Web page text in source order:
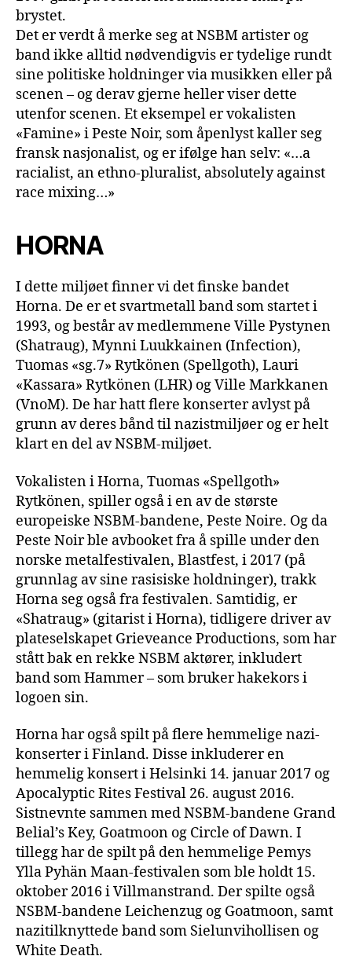
brystet.
Det er verdt å merke seg at NSBM artister og
band ikke alltid nødvendigvis er tydelige rundt
sine politiske holdninger via musikken eller på
scenen – og derav gjerne heller viser dette
utenfor scenen. Et eksempel er vokalisten
«Famine» i Peste Noir, som åpenlyst kaller seg
fransk nasjonalist, og er ifølge han selv: «…a
racialist, an ethno-pluralist, absolutely against
race mixing…»
HORNA
I dette miljøet finner vi det finske bandet
Horna. De er et svartmetall band som startet i
1993, og består av medlemmene Ville Pystynen
(Shatraug), Mynni Luukkainen (Infection),
Tuomas «sg.7» Rytkönen (Spellgoth), Lauri
«Kassara» Rytkönen (LHR) og Ville Markkanen
(VnoM). De har hatt flere konserter avlyst på
grunn av deres bånd til nazistmiljøer og er helt
klart en del av NSBM-miljøet.
Vokalisten i Horna, Tuomas «Spellgoth»
Rytkönen, spiller også i en av de største
europeiske NSBM-bandene, Peste Noire. Og da
Peste Noir ble avbooket fra å spille under den
norske metalfestivalen, Blastfest, i 2017 (på
grunnlag av sine rasisiske holdninger), trakk
Horna seg også fra festivalen. Samtidig, er
«Shatraug» (gitarist i Horna), tidligere driver av
plateselskapet Grieveance Productions, som har
stått bak en rekke NSBM aktører, inkludert
band som Hammer – som bruker hakekors i
logoen sin.
Horna har også spilt på flere hemmelige nazi-
konserter i Finland. Disse inkluderer en
hemmelig konsert i Helsinki 14. januar 2017 og
Apocalyptic Rites Festival 26. august 2016.
Sistnevnte sammen med NSBM-bandene Grand
Belial’s Key, Goatmoon og Circle of Dawn. I
tillegg har de spilt på den hemmelige Pemys
Ylla Pyhän Maan-festivalen som ble holdt 15.
oktober 2016 i Villmanstrand. Der spilte også
NSBM-bandene Leichenzug og Goatmoon, samt
nazitilknyttede band som Sielunvihollisen og
White Death.